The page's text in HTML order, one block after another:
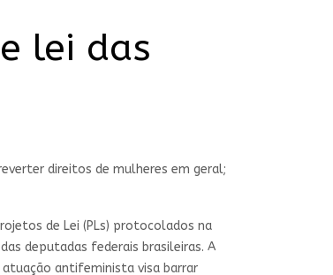
lei das
direitos de mulheres em geral;
de Lei (PLs) protocolados na
deputadas federais brasileiras. A
antifeminista visa barrar